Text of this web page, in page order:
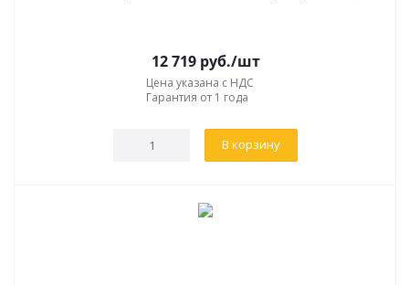
12 719руб./шт
Цена указана с НДС
Гарантия от 1 года
В корзину